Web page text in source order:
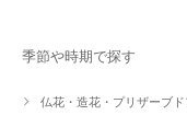
季節や時期で探す
仏花・造花・プリザーブ